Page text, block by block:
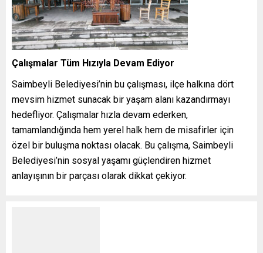
Çalışmalar Tüm Hızıyla Devam Ediyor
Saimbeyli Belediyesi’nin bu çalışması, ilçe halkına dört
mevsim hizmet sunacak bir yaşam alanı kazandırmayı
hedefliyor. Çalışmalar hızla devam ederken,
tamamlandığında hem yerel halk hem de misafirler için
özel bir buluşma noktası olacak. Bu çalışma, Saimbeyli
Belediyesi’nin sosyal yaşamı güçlendiren hizmet
anlayışının bir parçası olarak dikkat çekiyor.